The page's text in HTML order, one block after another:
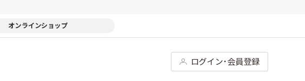
オンラインショップ
ログイン･会員登録